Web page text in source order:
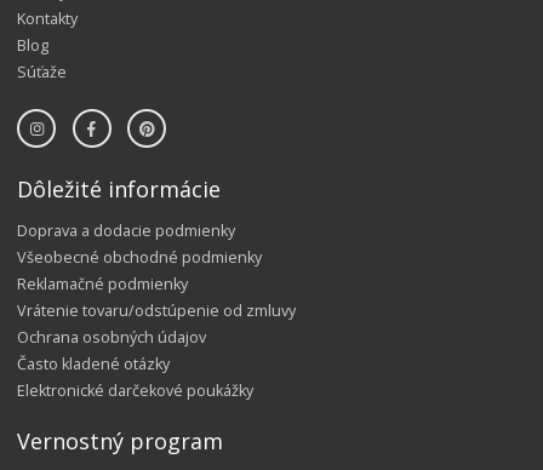
Kontakty
Blog
Súťaže
Dôležité informácie
Doprava a dodacie podmienky
Všeobecné obchodné podmienky
Reklamačné podmienky
Vrátenie tovaru/odstúpenie od zmluvy
Ochrana osobných údajov
Často kladené otázky
Elektronické darčekové poukážky
Vernostný program